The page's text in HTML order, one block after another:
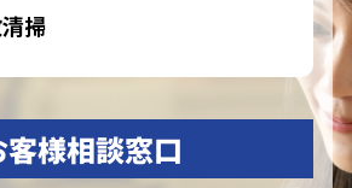
掃
客様相談窓口